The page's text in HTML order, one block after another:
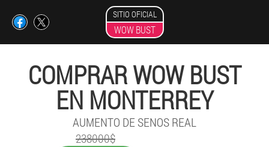
SITIO OFICIAL
WOW BUST
COMPRAR WOW BUST
EN MONTERREY
AUMENTO DE SENOS REAL
238000$